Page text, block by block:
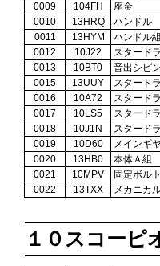
0009
104FH 座金
0010
13HRQ ハンドル
0011
13HYM ハンドル組
0012
10J22 スタード
0013
10BT0 音出シピン
0015
13UUY スタード
0016
10A72 スタード
0017
10LS5 スタード
0018
10J1N スタード
0019
10D60 メインギ
0020
13HB0 本体Ａ組
0021
10MPV 固定ボルト
0022
13TXX メカニカ
１０スコーピ